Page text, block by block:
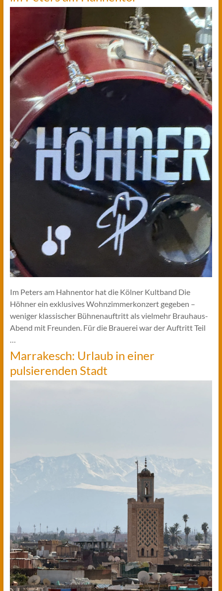
Im Peters am Hahnentor hat die Kölner Kultband Die
Höhner ein exklusives Wohnzimmerkonzert gegeben –
weniger klassischer Bühnenauftritt als vielmehr Brauhaus-
Abend mit Freunden. Für die Brauerei war der Auftritt Teil
…
Marrakesch: Urlaub in einer
pulsierenden Stadt